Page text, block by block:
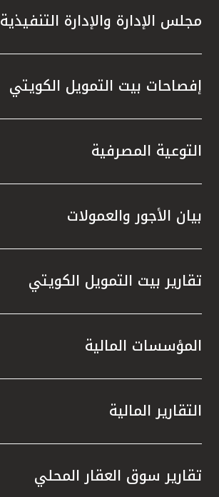
مجلس الإدارة والإدارة التنفيذية
إفصاحات بيت التمويل الكويتي
التوعية المصرفية
بيان الأجور والعمولات
تقارير بيت التمويل الكويتي
المؤسسات المالية
التقارير المالية
تقارير سوق العقار المحلي